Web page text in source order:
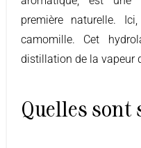
première naturelle.
camomille. Cet
distillation de la vapeur
Quelles sont